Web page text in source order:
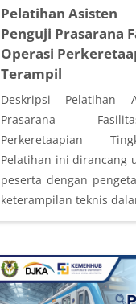
Pelatihan Asisten
Penguji Prasarana
Operasi
Terampil
Deskripsi Pelatihan
Prasarana
Perkeretaapian
Pelatihan ini dirancang
peserta dengan
keterampilan teknis